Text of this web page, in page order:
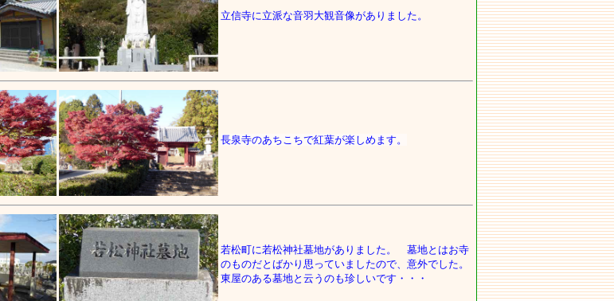
立信寺に立派な音羽大観音像がありました。
長泉寺のあちこちで紅葉が楽しめます。
若松町に若松神社墓地がありました。 墓地とはお寺
のものだとばかり思っていましたので、意外でした。
東屋のある墓地と云うのも珍しいです・・・